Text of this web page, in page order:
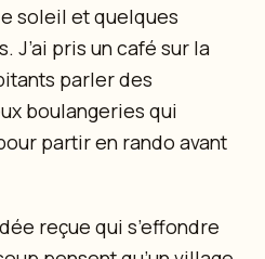
soleil et quelques
J’ai pris un café sur la
parler des
boulangeries qui
partir en rando avant
reçue qui s’effondre